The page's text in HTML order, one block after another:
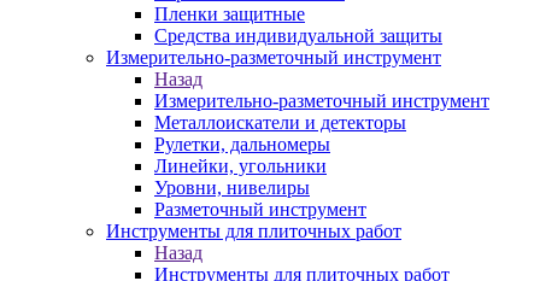
Пленки защитные
Средства индивидуальной защиты
Измерительно-разметочный инструмент
Назад
Измерительно-разметочный инструмент
Металлоискатели и детекторы
Рулетки, дальномеры
Линейки, угольники
Уровни, нивелиры
Разметочный инструмент
Инструменты для плиточных работ
Назад
Инструменты для плиточных работ